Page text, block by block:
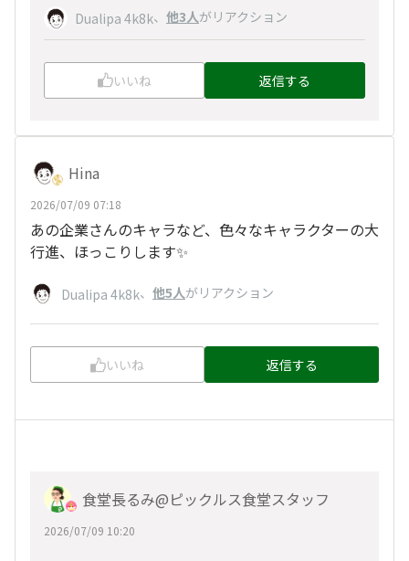
Dualipa 4k8k、 他3人がリアクション
いいね 返信する
Hina
2026/07/09 07:18
あの企業さんのキャラなど、色々なキャラクターの大
行進、ほっこりします✨
Dualipa 4k8k、 他5人がリアクション
いいね 返信する
食堂長るみ@ピックルス食堂スタッフ
2026/07/09 10:20